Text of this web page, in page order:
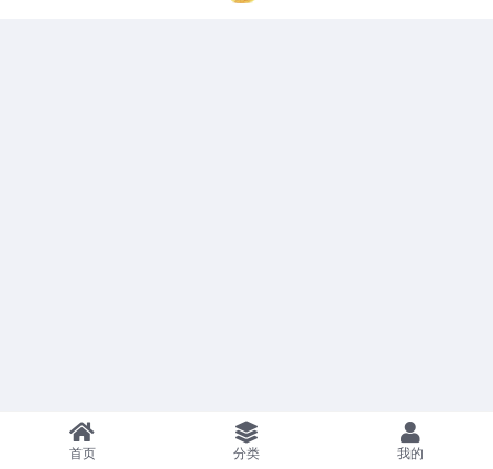
首页 分类 我的